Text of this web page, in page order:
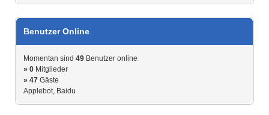
Benutzer Online
Momentan sind 49 Benutzer online
» 0 Mitglieder
» 47 Gäste
Applebot, Baidu